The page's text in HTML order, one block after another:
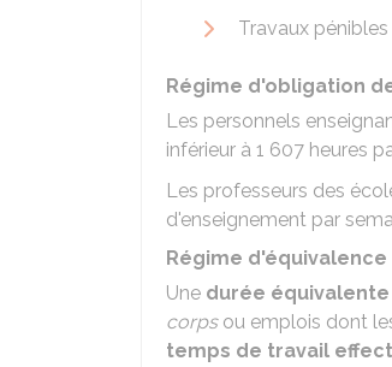
Travaux
Régime d'obligation
Les personnels
inférieur à 1 607 heures
Les professeurs des
d'enseignement par
Régime d'équivalence
Une durée
corpsou emplois dont
temps de travail